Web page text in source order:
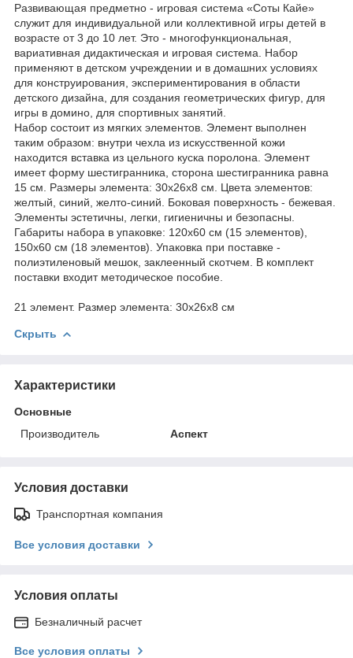
Развивающая предметно - игровая система «Соты Кайе»
служит для индивидуальной или коллективной игры детей в
возрасте от 3 до 10 лет. Это - многофункциональная,
вариативная дидактическая и игровая система. Набор
применяют в детском учреждении и в домашних условиях
для конструирования, экспериментирования в области
детского дизайна, для создания геометрических фигур, для
игры в домино, для спортивных занятий.
Набор состоит из мягких элементов. Элемент выполнен
таким образом: внутри чехла из искусственной кожи
находится вставка из цельного куска поролона. Элемент
имеет форму шестигранника, сторона шестигранника равна
15 см. Размеры элемента: 30х26х8 см. Цвета элементов:
желтый, синий, желто-синий. Боковая поверхность - бежевая.
Элементы эстетичны, легки, гигиеничны и безопасны.
Габариты набора в упаковке: 120х60 см (15 элементов),
150х60 см (18 элементов). Упаковка при поставке -
полиэтиленовый мешок, заклеенный скотчем. В комплект
поставки входит методическое пособие.
21 элемент. Размер элемента: 30х26х8 см
Скрыть
Характеристики
Основные
Производитель
Аспект
Условия доставки
Транспортная компания
Все условия доставки
Условия оплаты
Безналичный расчет
Все условия оплаты